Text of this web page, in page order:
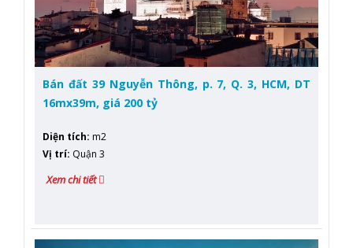
Bán đất 39 Nguyễn Thông, p. 7, Q. 3, HCM, DT
16mx39m, giá 200 tỷ
Diện tích: m2
Vị trí: Quận 3
Xem chi tiết